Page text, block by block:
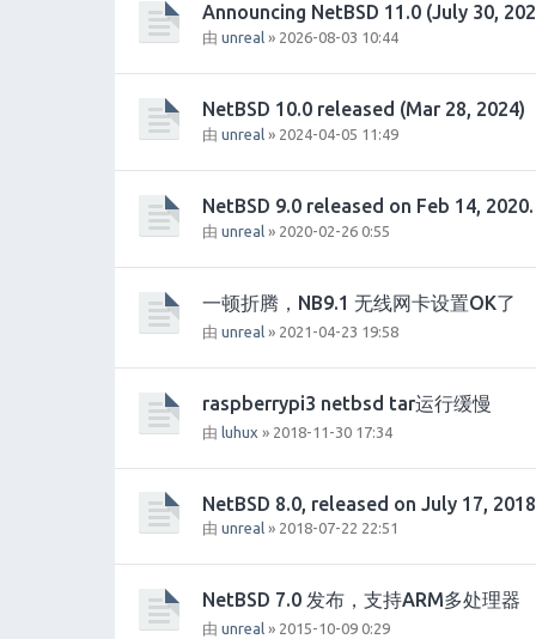
Announcing NetBSD 11.0 (July 30,
由 unreal » 2026-08-03 10:44
NetBSD 10.0 released (Mar 28, 2024)
由 unreal » 2024-04-05 11:49
NetBSD 9.0 released on Feb 14, 2020.
由 unreal » 2020-02-26 0:55
一顿折腾，NB9.1 无线网卡设置OK了
由 unreal » 2021-04-23 19:58
raspberrypi3 netbsd tar运行缓慢
由 luhux » 2018-11-30 17:34
NetBSD 8.0, released on July 17, 2018
由 unreal » 2018-07-22 22:51
NetBSD 7.0 发布，支持ARM多处理器
由 unreal » 2015-10-09 0:29